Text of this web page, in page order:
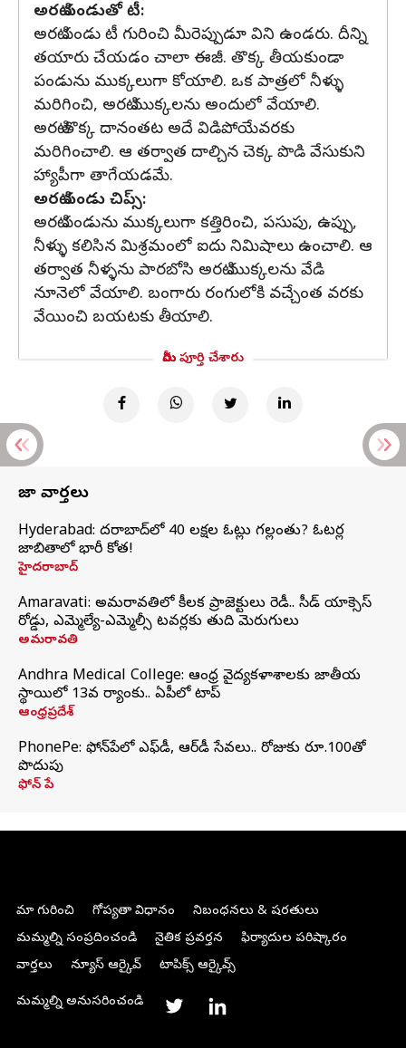
అరటి పండుతో టీ:
అరటి పండు టీ గురించి మీరెప్పుడూ విని ఉండరు. దీన్ని
తయారు చేయడం చాలా ఈజీ. తొక్క తీయకుండా
పండును ముక్కలుగా కోయాలి. ఒక పాత్రలో నీళ్ళు
మరిగించి, అరటి ముక్కలను అందులో వేయాలి.
అరటి తొక్క దానంతట అదే విడిపోయేవరకు
మరిగించాలి. ఆ తర్వాత దాల్చిన చెక్క పొడి వేసుకుని
హ్యాపీగా తాగేయడమే.
అరటి పండు చిప్స్:
అరటి పండును ముక్కలుగా కత్తిరించి, పసుపు, ఉప్పు,
నీళ్ళు కలిసిన మిశ్రమంలో ఐదు నిమిషాలు ఉంచాలి. ఆ
తర్వాత నీళ్ళను పారబోసి అరటి ముక్కలను వేడి
నూనెలో వేయాలి. బంగారు రంగులోకి వచ్చేంత వరకు
వేయించి బయటకు తీయాలి.
మీరు పూర్తి చేశారు
తాజా వార్తలు
Hyderabad: హైదరాబాద్‌లో 40 లక్షల ఓట్లు గల్లంతు? ఓటర్ల
జాబితాలో భారీ కోత!
హైదరాబాద్
Amaravati: అమరావతిలో కీలక ప్రాజెక్టులు రెడీ.. సీడ్‌ యాక్సెస్‌
రోడ్డు, ఎమ్మెల్యే-ఎమ్మెల్సీ టవర్లకు తుది మెరుగులు
అమరావతి
Andhra Medical College: ఆంధ్ర వైద్యకళాశాలకు జాతీయ
స్థాయిలో 13వ ర్యాంకు.. ఏపీలో టాప్
ఆంధ్రప్రదేశ్
PhonePe: ఫోన్‌పేలో ఎఫ్‌డీ, ఆర్‌డీ సేవలు.. రోజుకు రూ.100తో
పొదుపు
ఫోన్‌ పే
మా గురించి గోప్యతా విధానం
నిబంధనలు & షరతులు
మమ్మల్ని సంప్రదించండి
నైతిక ప్రవర్తన
ఫిర్యాదుల పరిష్కారం
వార్తలు
న్యూస్ ఆర్కైవ్ టాపిక్స్ ఆర్కైవ్స్
మమ్మల్ని అనుసరించండి